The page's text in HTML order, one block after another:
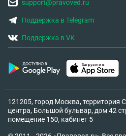
support@pravoved.ru
Поддержка в Telegram
Поддержка в VK
121205, город Москва, территория
центра, Большой бульвар, дом 42
помещение 150, кабинет 5